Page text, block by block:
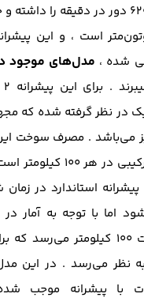
در ۶۲۰۰ دور در دقیقه را
است ، و این
شده ، مدل‌های موجود
در نظر گرفته شده که
می‌باشد . مصرف سوخت
صورت سیکل ترکیبی در
با پیشرانه استاندارد در
اما با توجه به آمار در
خودرو به سرعت ۱۰۰ کیلومتر
نظر می‌رسد . در این
با پیشرانه موجب